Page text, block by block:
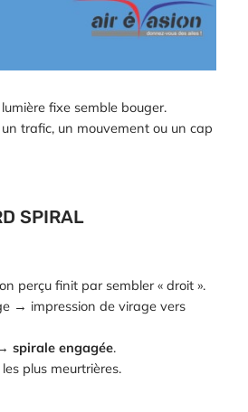
fixe semble bouger.
trafic, un mouvement ou un cap
SPIRAL
perçu finit par sembler « droit ».
→ impression de virage vers
spirale engagée.
les plus meurtrières.